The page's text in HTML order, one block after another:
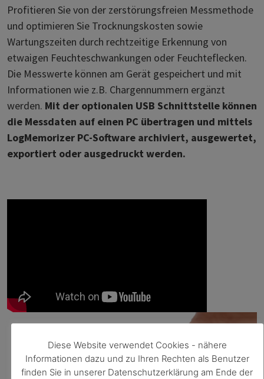
Profitieren Sie von der zerstörungsfreien Messmethode
und optimieren Sie Trocknungskosten sowie
Wartungszeiten durch rechtzeitige Erkennung von
etwaigen Feuchteschwankungen oder Feuchteflecken.
Die Messwerte können am Gerät gespeichert und mit
Informationen wie z.B. Chargennummern ergänzt
werden. Mit der optionalen USB Schnittstelle können
die Messdaten auf einen PC übertragen und mittels
LogMemorizer PC-Software archiviert, ausgewertet,
exportiert oder ausgedruckt werden.
Diese Website verwendet Cookies - nähere
Informationen dazu und zu Ihren Rechten als Benutzer
finden Sie in unserer Datenschutzerklärung am Ende der